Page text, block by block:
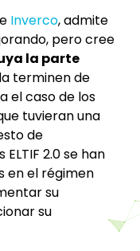
Inverco, admite
pero cree
la parte
terminen de
el caso de los
tuvieran una
de
2.0 se han
en el régimen
su
su